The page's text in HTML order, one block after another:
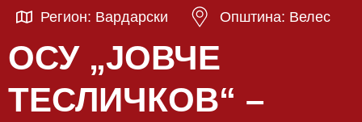
Регион: Вардарски Општина: Велес
ОСУ „ЈОВЧЕ
ТЕСЛИЧКОВ“ –